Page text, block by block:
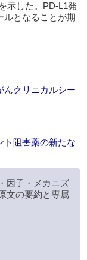
示した。PD-L1発
ルとなることが期
んクリニカルシー
ト阻害薬の新たな
因子・メカニズ
文の要約と専属